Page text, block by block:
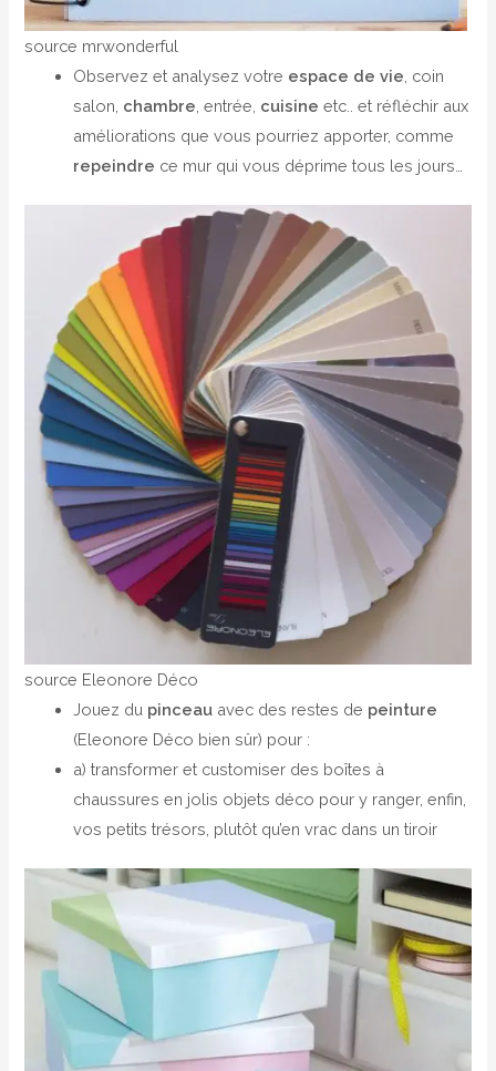
source mrwonderful
Observez et analysez votre espace de vie , coin
salon, chambre , entrée, cuisine etc.. et réfléchir aux
améliorations que vous pourriez apporter, comme
repeindre ce mur qui vous déprime tous les jours…
source Eleonore Déco
Jouez du pinceau avec des restes de peinture
(Eleonore Déco bien sûr) pour :
a) transformer et customiser des boîtes à
chaussures en jolis objets déco pour y ranger, enfin,
vos petits trésors, plutôt qu’en vrac dans un tiroir